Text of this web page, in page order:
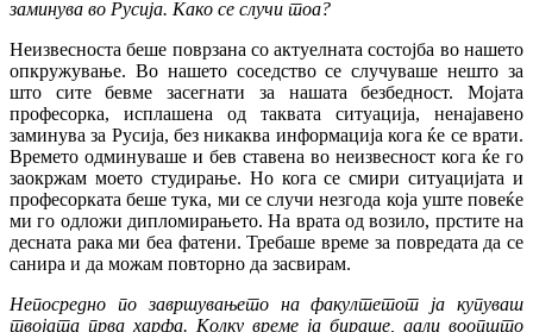
заминува во Русија. Како се случи тоа?
Неизвесноста беше поврзана со актуелната состојба во нашето
опкружување. Во нашето соседство се случуваше нешто за
што сите бевме засегнати за нашата безбедност. Мојата
професорка, исплашена од таквата ситуација, ненајавено
заминува за Русија, без никаква информација кога ќе се врати.
Времето одминуваше и бев ставена во неизвесност кога ќе го
заокржам моето студирање. Но кога се смири ситуацијата и
професорката беше тука, ми се случи незгода која уште повеќе
ми го одложи дипломирањето. На врата од возило, прстите на
десната рака ми беа фатени. Требаше време за повредата да се
санира и да можам повторно да засвирам.
Непосредно по завршувањето на факултетот ја купуваш
твојата прва харфа. Колку време ја бираше, дали воопшто